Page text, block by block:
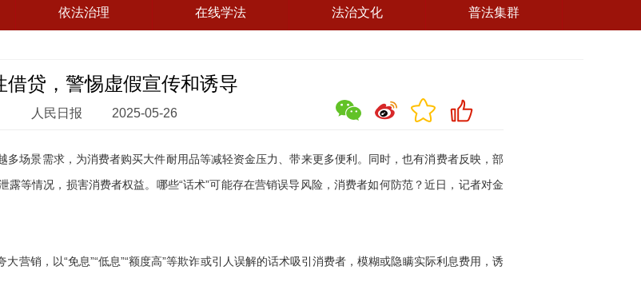
依法治理 在线学法 法治文化 普法集群
借贷，警惕虚假宣传和诱导
人民日报 2025-05-26
景需求，为消费者购买大件耐用品等减轻资金压力、带来更多便利。同时，也有消费者反映，部
等情况，损害消费者权益。哪些“话术”可能存在营销误导风险，消费者如何防范？近日，记者对金
销，以“免息”“低息”“额度高”等欺诈或引人误解的话术吸引消费者，模糊或隐瞒实际利息费用，诱